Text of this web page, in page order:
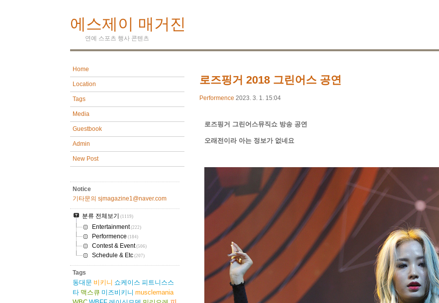
에스제이 매거진
연예 스포츠 행사 콘텐츠
Home
Location
Tags
Media
Guestbook
Admin
New Post
Notice
기타문의 sjmagazine1@naver.com
분류 전체보기 (1119)
Entertainment(222)
Performence (184)
Contest & Event(506)
Schedule & Etc(207)
Tags
동대문 비키니 쇼케이스 피트니스스
타 맥스큐 미즈비키니 musclemania
로즈핑거 2018 그린어스 공연
Performence 2023. 3. 1. 15:04
로즈핑거 그린어스뮤직쇼 방송 공연
오래전이라 아는 정보가 없네요